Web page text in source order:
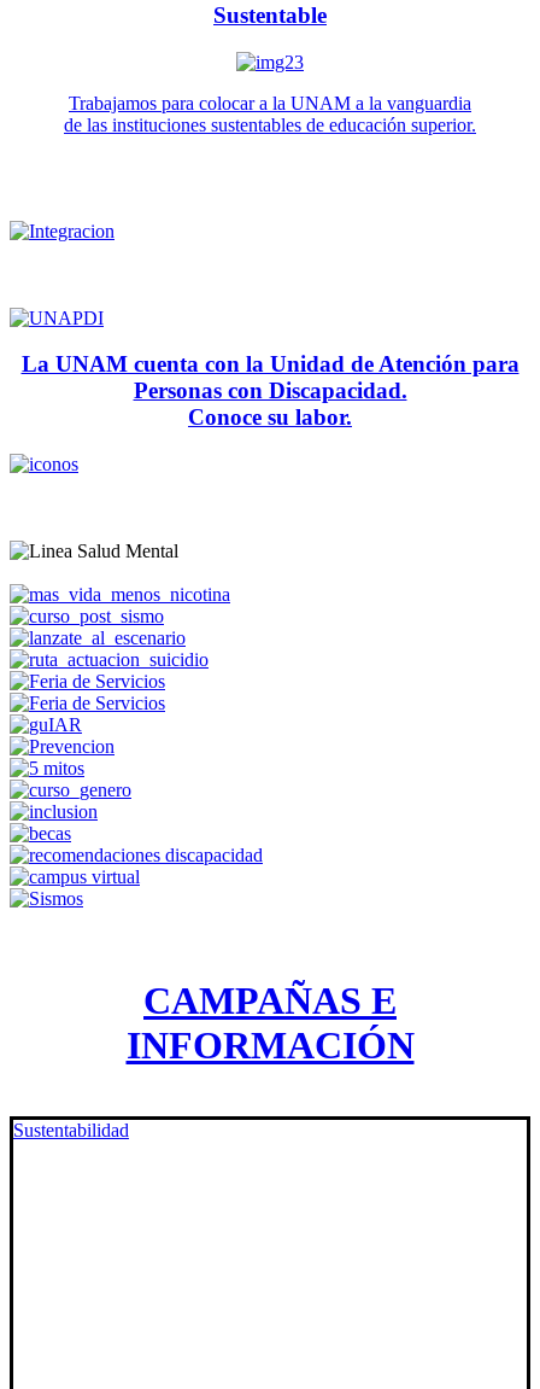
Sustentable
Trabajamos para colocar a la UNAM a la vanguardia
de las instituciones sustentables de educación superior.
La UNAM cuenta con la Unidad de Atención para
Personas con Discapacidad.
Conoce su labor.
CAMPAÑAS E
INFORMACIÓN
Sustentabilidad